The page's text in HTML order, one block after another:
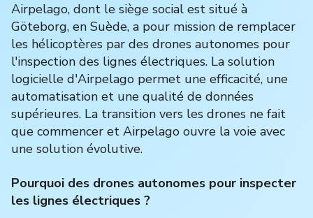
Airpelago, dont le siège social est situé à
Göteborg, en Suède, a pour mission de remplacer
les hélicoptères par des drones autonomes pour
l'inspection des lignes électriques. La solution
logicielle d'Airpelago permet une efficacité, une
automatisation et une qualité de données
supérieures. La transition vers les drones ne fait
que commencer et Airpelago ouvre la voie avec
une solution évolutive.
Pourquoi des drones autonomes pour inspecter
les lignes électriques ? ‍